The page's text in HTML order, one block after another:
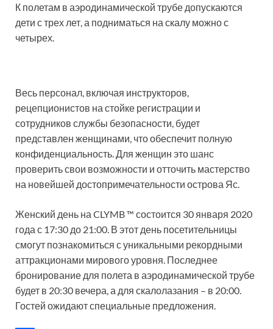
К полетам в аэродинамической трубе допускаются
дети с трех лет, а подниматься на скалу можно с
четырех.
Весь персонал, включая инструкторов,
рецепционистов на стойке регистрации и
сотрудников службы безопасности, будет
представлен женщинами, что обеспечит полную
конфиденциальность. Для женщин это шанс
проверить свои возможности и отточить мастерство
на новейшей достопримечательности острова Яс.
Женский день на CLYMB ™ состоится 30 января 2020
года с 17:30 до 21:00. В этот день посетительницы
смогут познакомиться с уникальными рекордными
аттракционами мирового уровня. Последнее
бронирование для полета в аэродинамической трубе
будет в 20:30 вечера, а для скалолазания – в 20:00.
Гостей ожидают специальные предложения.